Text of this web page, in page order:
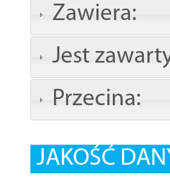
Zawiera:
Jest
Przecina:
JAKOŚĆ